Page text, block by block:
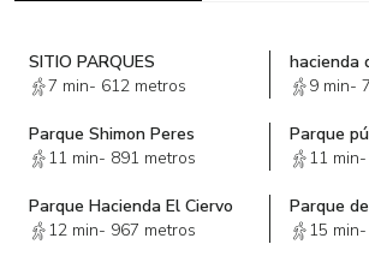
SITIO PARQUES
7 min- 612 metros
hacienda
9 min-
Parque Shimon Peres
11 min- 891 metros
Parque
11 min-
Parque Hacienda El Ciervo
12 min- 967 metros
15 min-